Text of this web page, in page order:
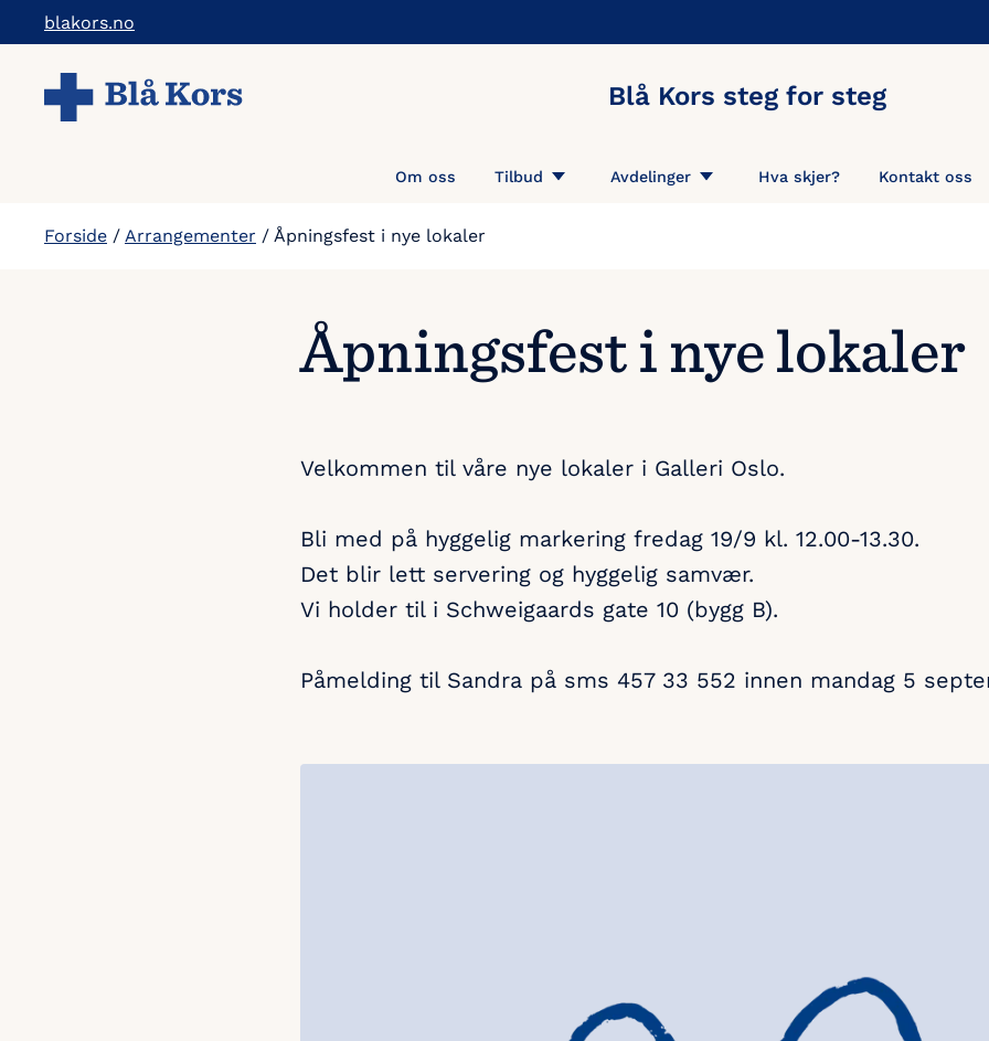
Hopp
til
hovedinnholdet
blakors.no
Blå Kors steg for steg
Om oss Tilbud Avdelinger Hva skjer? Kontakt oss
Forside / Arrangementer / Åpningsfest i nye lokaler
Åpningsfest i nye lokaler
Velkommen til våre nye lokaler i Galleri Oslo.
Bli med på hyggelig markering fredag 19/9 kl. 12.00-13.30.
Det blir lett servering og hyggelig samvær.
Vi holder til i Schweigaards gate 10 (bygg B).
Påmelding til Sandra på sms 457 33 552 innen mandag 5